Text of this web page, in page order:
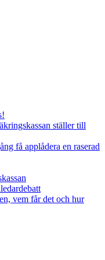
ställer till
få applådera en raserad
vem får det och hur